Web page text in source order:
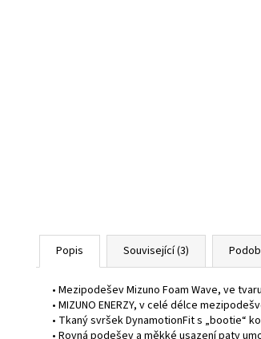
Popis Související (3)
• Mezipodešev Mizuno Foam Wave, ve
• MIZUNO ENERZY, v celé délce
• Tkaný svršek DynamotionFit s „bootie“
• Rovná podešev a měkké usazení paty